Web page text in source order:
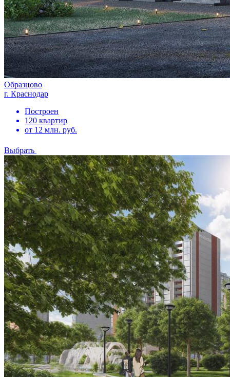
Образцово
г. Краснодар
Построен
120 квартир
от 12 млн. руб.
Выбрать